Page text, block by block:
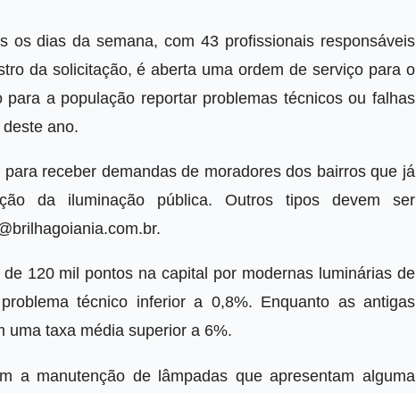
os dias da semana, com 43 profissionais responsáveis
da solicitação, é aberta uma ordem de serviço para o
a população reportar problemas técnicos ou falhas
ano.
receber demandas de moradores dos bairros que já
da iluminação pública. Outros tipos devem ser
.
120 mil pontos na capital por modernas luminárias de
técnico inferior a 0,8%. Enquanto as antigas
uma taxa média superior a 6%.
a manutenção de lâmpadas que apresentam alguma